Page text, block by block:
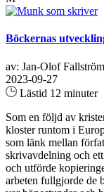
Böckernas
av: Jan-Olof Fallström
2023-09-27
Lästid 12 minuter
Som en följd av
kloster runtom i
som länk mellan
skrivavdelning och
och utförde
arbeten fullgjorde de